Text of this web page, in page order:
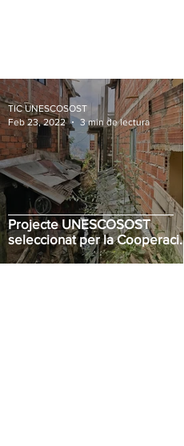
Projecte UNESCOSOST
seleccionat per la Cooperació
per a la Justícia Global de
TIC UNESCOSOST
Feb 23, 2022
3 min de lectura